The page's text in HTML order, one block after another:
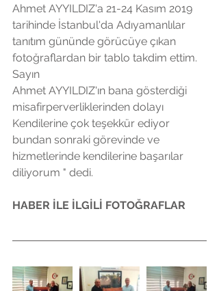
Ahmet AYYILDIZ'a 21-24 Kasım 2019
tarihinde İstanbul'da Adıyamanlılar
tanıtım gününde görücüye çıkan
fotoğraflardan bir tablo takdim ettim.
Sayın
Ahmet AYYILDIZ'ın bana gösterdiği
misafirperverliklerinden dolayı
Kendilerine çok teşekkür ediyor
bundan sonraki görevinde ve
hizmetlerinde kendilerine başarılar
diliyorum " dedi.
HABER İLE İLGİLİ FOTOĞRAFLAR